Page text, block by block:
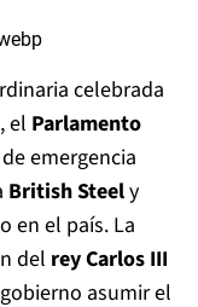
celebrada
el Parlamento
emergencia
British Steely
en el país. La
del rey Carlos III
asumir el